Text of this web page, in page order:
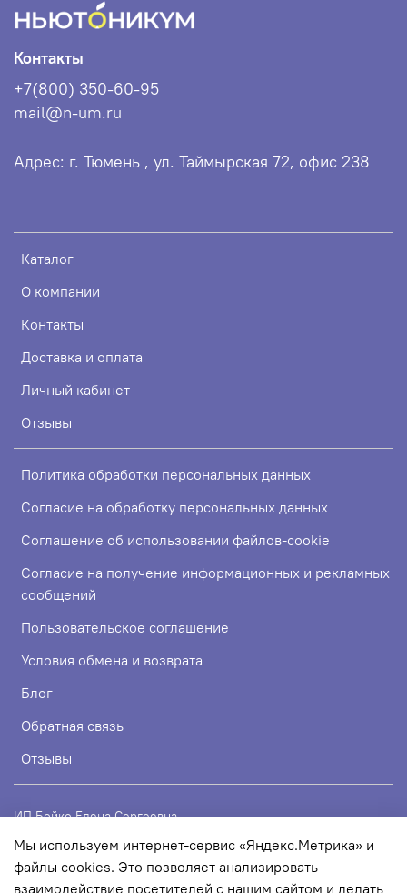
Каталог
О компании
Контакты
Доставка и оплата
Личный кабинет
Отзывы
Политика обработки персональных данных
Согласие на обработку персональных данных
Соглашение об использовании файлов-cookie
Согласие на получение информационных и рекламных
сообщений
Пользовательское соглашение
Условия обмена и возврата
Блог
Обратная связь
Отзывы
Контакты
+7(800) 350-60-95
mail@n-um.ru
Адрес: г. Тюмень , ул. Таймырская 72, офис 238
ИП Бойко Елена Сергеевна
ИНН 720319113307
ОГРНИП 324723200067956
Мы используем интернет-сервис «Яндекс.Метрика» и
файлы cookies. Это позволяет анализировать
взаимодействие посетителей с нашим сайтом и делать